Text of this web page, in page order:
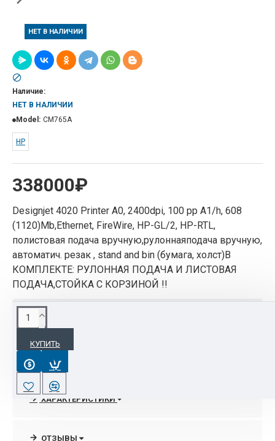
НЕТ В НАЛИЧИИ
338000₽
Наличие:
НЕТ В НАЛИЧИИ
Model: CM765A
HP
Designjet 4020 Printer A0, 2400dpi, 100 pp A1/h, 608
(1120)Mb,Ethernet, FireWire, HP-GL/2, HP-RTL,
полистовая подача вручную,рулоннаяподача вручную,
автоматич. резак , stand and bin (бумага, холст)В
КОМПЛЕКТЕ: РУЛОННАЯ ПОДАЧА И ЛИСТОВАЯ
ПОДАЧА,СТОЙКА С КОРЗИНОЙ !!
КУПИТЬ
ОПИСАНИЕ
Широкоформатные принтеры серии HP DesignJet
4020, обеспечивающиевысокую скорость печати,
позволяют выполнять срочные заказы клиентов
вустановленные сроки и контролировать
ХАРАКТЕРИСТИКИ
ОТЗЫВЫ